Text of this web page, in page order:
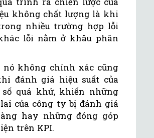
không chất lượng là khi
nhiều trường hợp lỗi
lỗi nằm ở khâu phân
không chính xác cũng
đánh giá hiệu suất của
quá khứ, khiến những
của công ty bị đánh giá
hay những đóng góp
trên KPI.